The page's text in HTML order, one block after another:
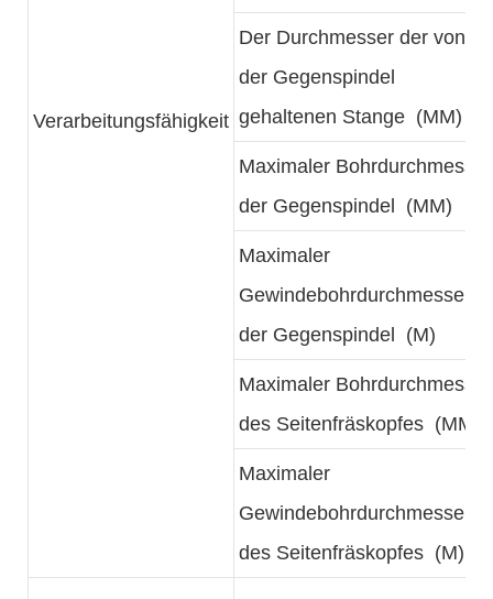
Verarbeitungsfähigkeit
Der Durchmesser der von
der Gegenspindel
gehaltenen Stange (MM)
Maximaler Bohrdurchmesser
der Gegenspindel (MM)
Maximaler
Gewindebohrdurchmesser
der Gegenspindel (M)
Maximaler Bohrdurchmesser
des Seitenfräskopfes (MM)
Maximaler
Gewindebohrdurchmesser
des Seitenfräskopfes (M)